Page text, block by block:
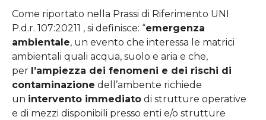
Come riportato nella Prassi di Riferimento UNI
P.d.r. 107:20211 , si definisce: “emergenza
ambientale, un evento che interessa le matrici
ambientali quali acqua, suolo e aria e che,
per l’ampiezza dei fenomeni e dei rischi di
contaminazione dell’ambente richiede
un intervento immediato di strutture operative
e di mezzi disponibili presso enti e/o strutture